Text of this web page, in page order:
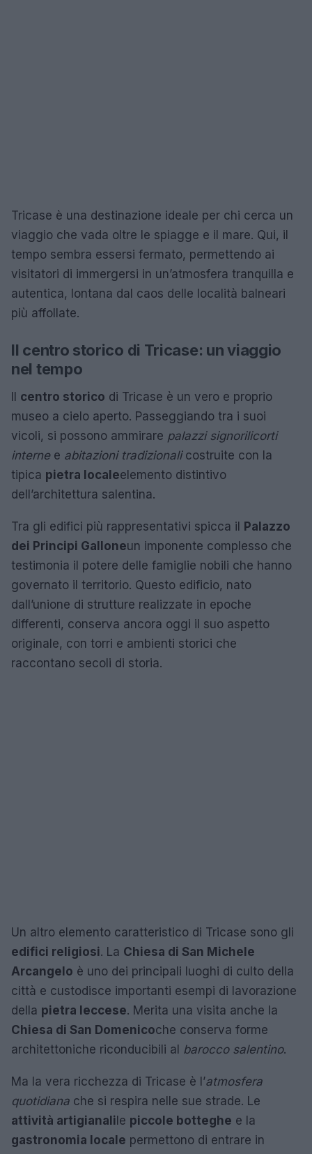
Tricase è una destinazione ideale per chi cerca un
viaggio che vada oltre le spiagge e il mare. Qui, il
tempo sembra essersi fermato, permettendo ai
visitatori di immergersi in un’atmosfera tranquilla e
autentica, lontana dal caos delle località balneari
più affollate.
Il centro storico di Tricase: un viaggio
nel tempo
centro storico di Tricase è un vero e proprio
museo a cielo aperto. Passeggiando tra i suoi
vicoli, si possono ammirare palazzi signorilicorti
internee abitazioni tradizionalicostruite con la
tipica pietra localeelemento distintivo
dell’architettura salentina.
Tra gli edifici più rappresentativi spicca il
Palazzo
dei Principi Galloneun imponente complesso che
testimonia il potere delle famiglie nobili che hanno
governato il territorio. Questo edificio, nato
dall’unione di strutture realizzate in epoche
differenti, conserva ancora oggi il suo aspetto
originale, con torri e ambienti storici che
raccontano secoli di storia.
Un altro elemento caratteristico di Tricase sono gli
edifici religiosi. La Chiesa di San Michele
Arcangelo è uno dei principali luoghi di culto della
città e custodisce importanti esempi di lavorazione
della pietra leccese. Merita una visita anche la
Chiesa di San Domenicoche conserva forme
architettoniche riconducibili al barocco salentino.
Ma la vera ricchezza di Tricase è l’atmosfera
quotidiana che si respira nelle sue strade. Le
attività artigianali le piccole botteghe e la
gastronomia locale permettono di entrare in